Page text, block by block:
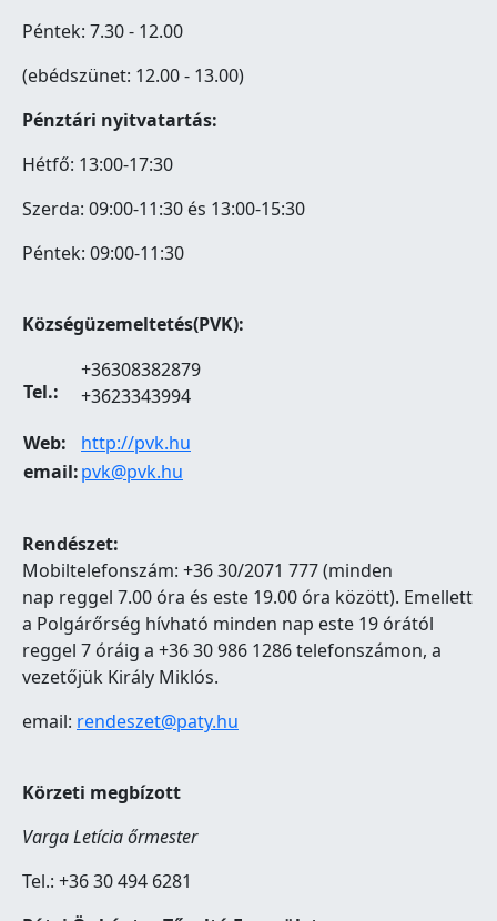
Péntek: 7.30 - 12.00
(ebédszünet: 12.00 - 13.00)
Pénztári nyitvatartás:
Hétfő: 13:00-17:30
Szerda: 09:00-11:30 és 13:00-15:30
Péntek: 09:00-11:30
Községüzemeltetés(PVK):
Tel.:
+36308382879
+3623343994
Web:
http://pvk.hu
email:pvk@pvk.hu
Rendészet:
Mobiltelefonszám: +36 30/2071 777 (minden
nap reggel 7.00 óra és este 19.00 óra között). Emellett
a Polgárőrség hívható minden nap este 19 órától
reggel 7 óráig a +36 30 986 1286 telefonszámon, a
vezetőjük Király Miklós.
email: rendeszet@paty.hu
Körzeti megbízott
Varga Letícia őrmester
Tel.: +36 30 494 6281